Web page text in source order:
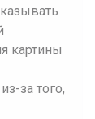
картины
за того,